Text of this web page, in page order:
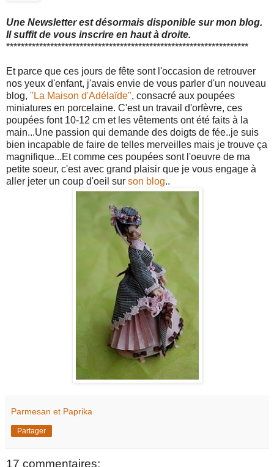
Une Newsletter est désormais disponible sur mon blog.
Il suffit de vous inscrire en haut à droite.
******************************************************************
Et parce que ces jours de fête sont l'occasion de retrouver
nos yeux d'enfant, j'avais envie de vous parler d'un nouveau
blog, "La Maison d'Adélaïde", consacré aux poupées
miniatures en porcelaine. C'est un travail d'orfèvre, ces
poupées font 10-12 cm et les vêtements ont été faits à la
main...Une passion qui demande des doigts de fée..je suis
bien incapable de faire de telles merveilles mais je trouve ça
magnifique...Et comme ces poupées sont l'oeuvre de ma
petite soeur, c'est avec grand plaisir que je vous engage à
aller jeter un coup d'oeil sur son blog..
Parmesan et Paprika
Partager
17 commentaires: